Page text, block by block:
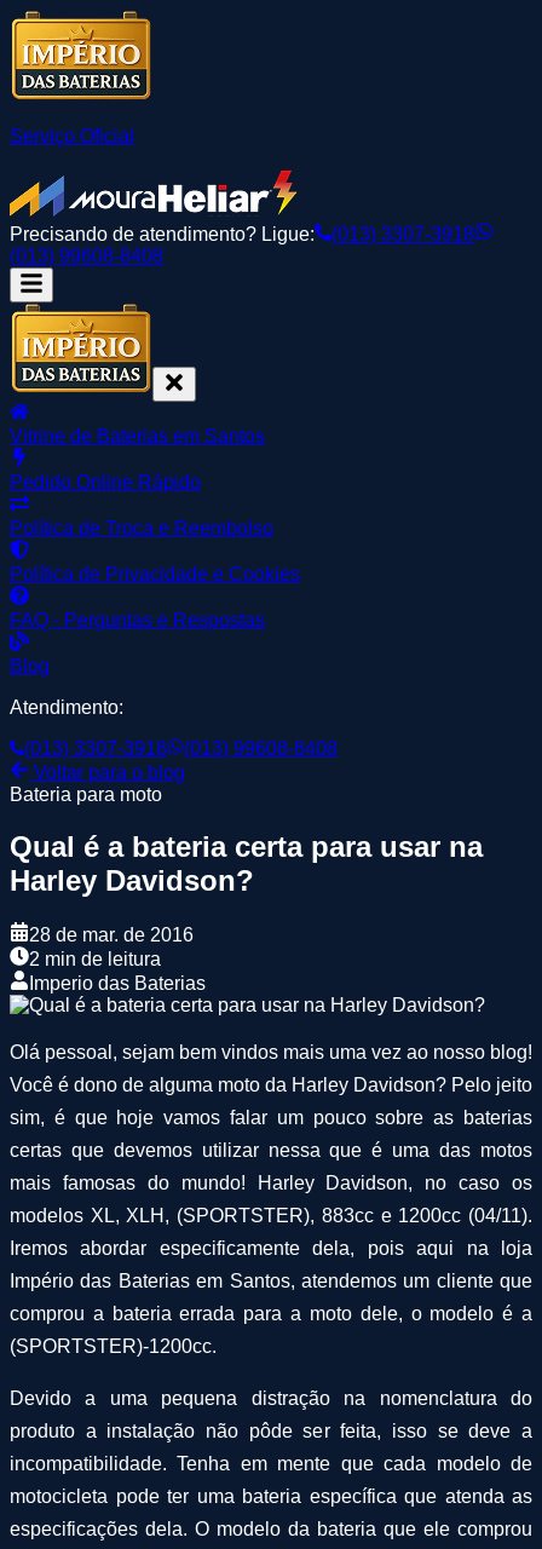
Serviço Oficial
Precisando de atendimento? Ligue:
(013) 3307-3918
(013) 99608-8408
Vitrine de Baterias em Santos
Pedido Online Rápido
Política de Troca e Reembolso
Política de Privacidade e Cookies
FAQ - Perguntas e Respostas
Blog
Atendimento:
(013) 3307-3918
(013) 99608-8408
Voltar para o blog
Bateria para moto
Qual é a bateria certa para usar na
Harley Davidson?
28 de mar. de 2016
2 min de leitura
Imperio das Baterias
Olá pessoal, sejam bem vindos mais uma vez ao nosso blog!
Você é dono de alguma moto da Harley Davidson? Pelo jeito
sim, é que hoje vamos falar um pouco sobre as baterias
certas que devemos utilizar nessa que é uma das motos
mais famosas do mundo! Harley Davidson, no caso os
modelos XL, XLH, (SPORTSTER), 883cc e 1200cc (04/11).
Iremos abordar especificamente dela, pois aqui na loja
Império das Baterias em Santos, atendemos um cliente que
comprou a bateria errada para a moto dele, o modelo é a
(SPORTSTER)-1200cc.
Devido a uma pequena distração na nomenclatura do
produto a instalação não pôde ser feita, isso se deve a
incompatibilidade. Tenha em mente que cada modelo de
motocicleta pode ter uma bateria específica que atenda as
especificações dela. O modelo da bateria que ele comprou